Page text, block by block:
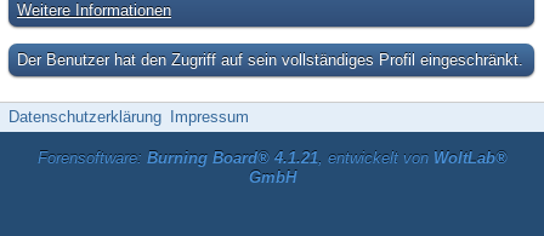
Weitere Informationen
Der Benutzer hat den Zugriff auf sein vollständiges Profil eingeschränkt.
Datenschutzerklärung Impressum
Forensoftware: Burning Board® 4.1.21, entwickelt von WoltLab®
GmbH